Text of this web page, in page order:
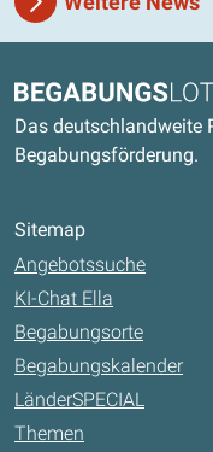
Begabungslotse
Das deutschlandweite
Begabungsförderung.
Sitemap
Angebotssuche
KI-Chat Ella
Begabungsorte
Begabungskalender
LänderSPECIAL
Themen